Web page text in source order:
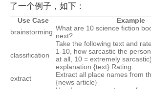
了一个例子，如下：
Use Case
Example
brainstorming What are 10 science fiction
next?
classification
Take the following text and
1-10, how sarcastic the
at all, 10 = extremely
explanation {text} Rating:
extract
Extract all place names from
{news article}